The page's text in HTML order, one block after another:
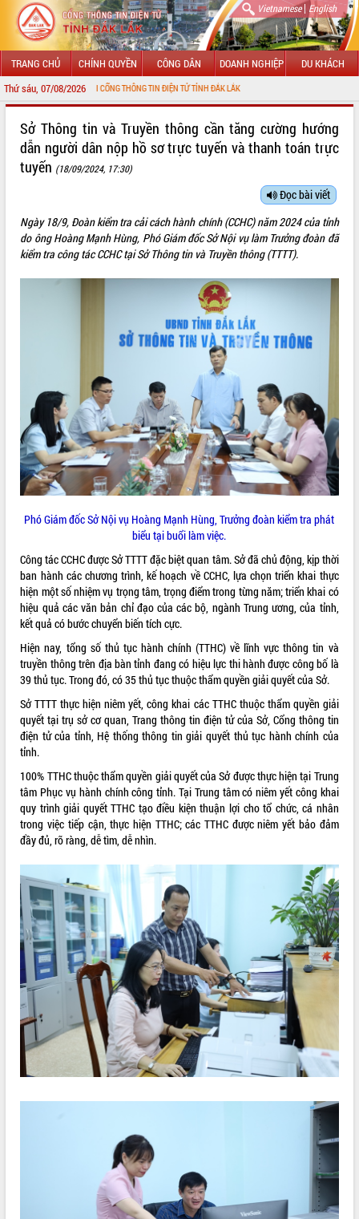
Vietnamese| English
TRANG CHỦ CHÍNH QUYỀN CÔNG DÂN DOANH NGHIỆP DU KHÁCH
Thứ sáu, 07/08/2026
ĐẾN VỚI CỔNG THÔNG TIN ĐIỆN TỬ TỈNH ĐẮK LẮK
LÃNH ĐẠO UBND TỈNH
SỞ, BAN, NGÀNH
UBND CÁC XÃ, PHƯỜNG
THÔNG TIN CHỈ ĐẠO ĐIỀU HÀNH
QUY HOẠCH - KẾ HOẠCH
VIDEO
Không có file video nào để phát.
ALBUM ẢNH
LIÊN KẾT WEB
THỐNG KÊ TRUY CẬP
Hôm nay:
Sở Thông tin và Truyền thông cần tăng cường hướng
dẫn người dân nộp hồ sơ trực tuyến và thanh toán trực
tuyến (18/09/2024, 17:30)
Đọc bài viết
Ngày 18/9, Đoàn kiểm tra cải cách hành chính (CCHC) năm 2024 của tỉnh
do ông Hoàng Mạnh Hùng, Phó Giám đốc Sở Nội vụ làm Trưởng đoàn đã
kiểm tra công tác CCHC tại Sở Thông tin và Truyền thông (TTTT).
Phó Giám đốc Sở Nội vụ Hoàng Mạnh Hùng, Trưởng đoàn kiểm tra phát
biểu tại buổi làm việc.
Công tác CCHC được Sở TTTT đặc biệt quan tâm. Sở đã chủ động, kịp thời
ban hành các chương trình, kế hoạch về CCHC, lựa chọn triển khai thực
hiện một số nhiệm vụ trọng tâm, trọng điểm trong từng năm; triển khai có
hiệu quả các văn bản chỉ đạo của các bộ, ngành Trung ương, của tỉnh,
kết quả có bước chuyển biến tích cực.
Hiện nay, tổng số thủ tục hành chính (TTHC) về lĩnh vực thông tin và
truyền thông trên địa bàn tỉnh đang có hiệu lực thi hành được công bố là
39 thủ tục. Trong đó, có 35 thủ tục thuộc thẩm quyền giải quyết của Sở.
Sở TTTT thực hiện niêm yết, công khai các TTHC thuộc thẩm quyền giải
quyết tại trụ sở cơ quan, Trang thông tin điện tử của Sở, Cổng thông tin
điện tử của tỉnh, Hệ thống thông tin giải quyết thủ tục hành chính của
tỉnh.
100% TTHC thuộc thẩm quyền giải quyết của Sở được thực hiện tại Trung
tâm Phục vụ hành chính công tỉnh. Tại Trung tâm có niêm yết công khai
quy trình giải quyết TTHC tạo điều kiện thuận lợi cho tổ chức, cá nhân
trong việc tiếp cận, thực hiện TTHC; các TTHC được niêm yết bảo đảm
đầy đủ, rõ ràng, dễ tìm, dễ nhìn.